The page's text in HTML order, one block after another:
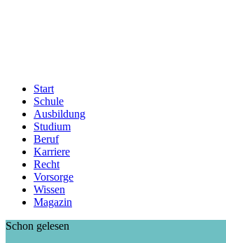
Start
Schule
Ausbildung
Studium
Beruf
Karriere
Recht
Vorsorge
Wissen
Magazin
Schon gelesen